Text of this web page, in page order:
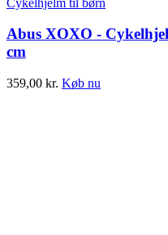
Abus XOXO -
cm
359,00 kr. Køb nu